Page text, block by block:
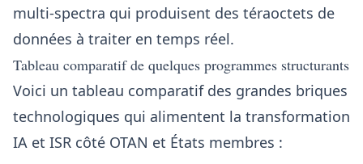
multi-spectra qui produisent des téraoctets de
données à traiter en temps réel.
Tableau comparatif de quelques programmes structurants
Voici un tableau comparatif des grandes briques
technologiques qui alimentent la transformation
IA et ISR côté OTAN et États membres :